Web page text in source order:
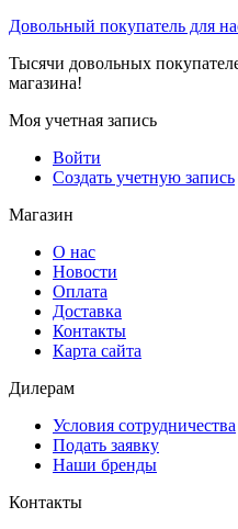
Довольный покупатель для
Тысячи довольных
магазина!
Моя учетная запись
Войти
Создать учетную запись
Магазин
О нас
Новости
Оплата
Доставка
Контакты
Карта сайта
Дилерам
Условия сотрудничества
Подать заявку
Наши бренды
Контакты